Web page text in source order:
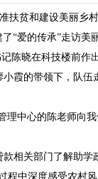
贫和建设美丽乡
“爱的传承”走访
晓在科技楼前
霞的带领下，队
中心的陈老师向
相关部门了解助
程中深度感受农村